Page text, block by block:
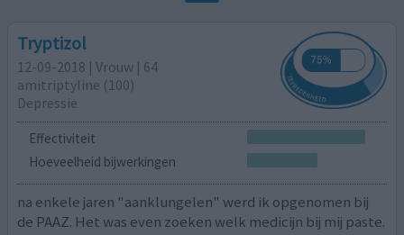
Tryptizol
12-09-2018 | Vrouw | 64
amitriptyline (100)
Depressie
Effectiviteit
Hoeveelheid bijwerkingen
na enkele jaren "aanklungelen" werd ik opgenomen bij
de PAAZ. Het was even zoeken welk medicijn bij mij paste.